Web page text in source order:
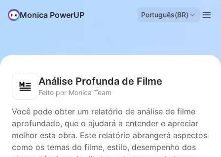
Monica PowerUP Português(BR)
Análise Profunda de Filme
Feito por Monica Team
Você pode obter um relatório de análise de filme
aprofundado, que o ajudará a entender e apreciar
melhor esta obra. Este relatório abrangerá aspectos
como os temas do filme, estilo, desempenho dos